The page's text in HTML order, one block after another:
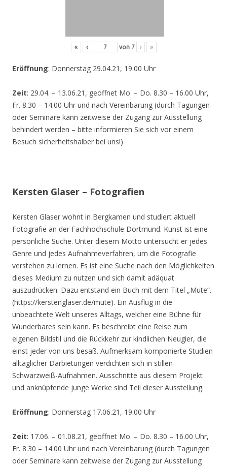
« ‹ von 7 › »
Eröffnung: Donnerstag 29.04.21, 19.00 Uhr
Zeit: 29.04. – 13.06.21, geöffnet Mo. – Do. 8.30 – 16.00 Uhr,
Fr. 8.30 – 14.00 Uhr und nach Vereinbarung (durch Tagungen
oder Seminare kann zeitweise der Zugang zur Ausstellung
behindert werden – bitte informieren Sie sich vor einem
Besuch sicherheitshalber bei uns!)
Kersten Glaser – Fotografien
Kersten Glaser wohnt in Bergkamen und studiert aktuell
Fotografie an der Fachhochschule Dortmund. Kunst ist eine
persönliche Suche. Unter diesem Motto untersucht er jedes
Genre und jedes Aufnahmeverfahren, um die Fotografie
verstehen zu lernen. Es ist eine Suche nach den Möglichkeiten
dieses Medium zu nutzen und sich damit adäquat
auszudrücken. Dazu entstand ein Buch mit dem Titel „Mute“.
(https://kerstenglaser.de/mute). Ein Ausflug in die
unbeachtete Welt unseres Alltags, welcher eine Bühne für
Wunderbares sein kann. Es beschreibt eine Reise zum
eigenen Bildstil und die Rückkehr zur kindlichen Neugier, die
einst jeder von uns besaß. Aufmerksam komponierte Studien
alltäglicher Darbietungen verdichten sich in stillen
Schwarzweiß-Aufnahmen. Ausschnitte aus diesem Projekt
und anknüpfende junge Werke sind Teil dieser Ausstellung.
Eröffnung: Donnerstag 17.06.21, 19.00 Uhr
Zeit: 17.06. – 01.08.21, geöffnet Mo. – Do. 8.30 – 16.00 Uhr,
Fr. 8.30 – 14.00 Uhr und nach Vereinbarung (durch Tagungen
oder Seminare kann zeitweise der Zugang zur Ausstellung